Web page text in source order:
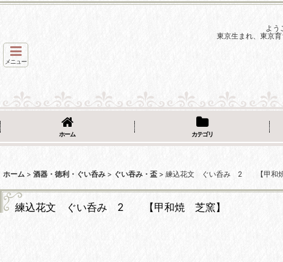
よう
東京生まれ、東京
メニュー
ホーム カテゴリ
ホーム > 酒器・徳利・ぐい呑み > ぐい吞み・盃 > 練込花文 ぐい呑み 2 【甲和
練込花文 ぐい呑み 2 【甲和焼 芝窯】